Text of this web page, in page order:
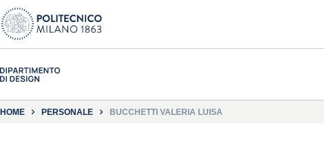
HOME PERSONALE BUCCHETTI VALERIA LUISA